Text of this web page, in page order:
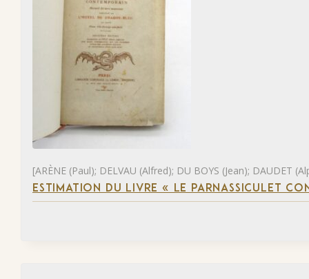
[ARÈNE (Paul); DELVAU (Alfred); DU BOYS (Jean); DAUDET
ESTIMATION DU LIVRE « LE PARNASSICULET